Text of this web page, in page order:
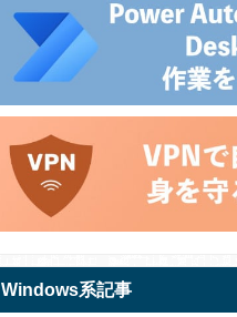
Windows系記事